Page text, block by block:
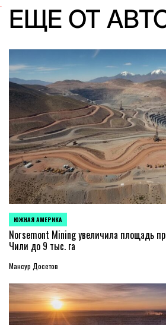
ЕЩЕ ОТ
ОПУБЛИКОВАНО
В
ЮЖНАЯ АМЕРИКА
Norsemont Mining увеличила площадь
Чили до 9 тыс. га
Мансур Досетов